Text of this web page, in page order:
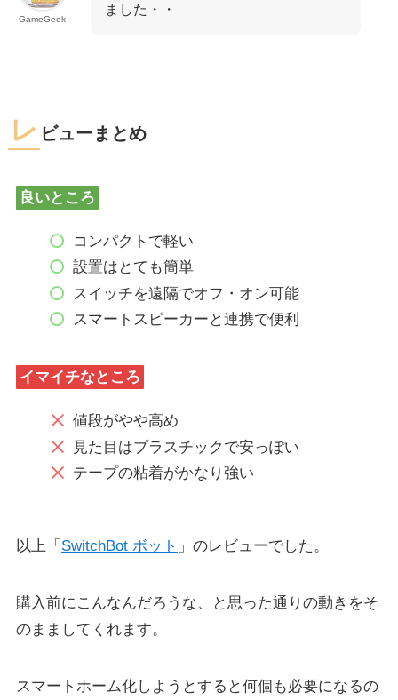
GameGeek
ました・・
レ ビューまとめ
良いところ
コンパクトで軽い
設置はとても簡単
スイッチを遠隔でオフ・オン可能
スマートスピーカーと連携で便利
イマイチなところ
値段がやや高め
見た目はプラスチックで安っぽい
テープの粘着がかなり強い
以上「 SwitchBot ボット 」のレビューでした。
購入前にこんなんだろうな、と思った通りの動きをそ
のまましてくれます。
スマートホーム化しようとすると何個も必要になるの